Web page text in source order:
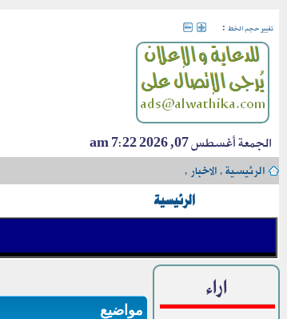
تغيير حجم الخط :
الجمعة أغسطس 07, 2026 7:22 am
الرئيسية›الاخبار›
الرئيسية
اراء
مواضيع